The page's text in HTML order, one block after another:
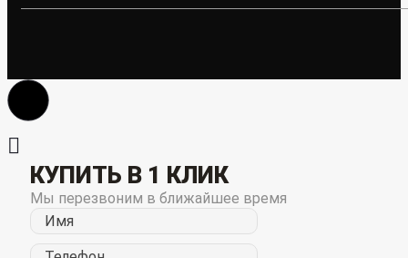
КУПИТЬ В 1 КЛИК
Мы перезвоним в ближайшее время